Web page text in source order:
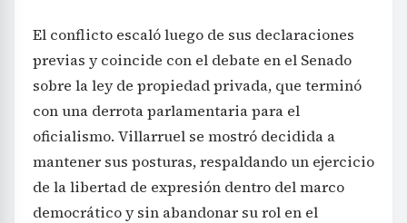
El conflicto escaló luego de sus declaraciones
previas y coincide con el debate en el Senado
sobre la ley de propiedad privada, que terminó
con una derrota parlamentaria para el
oficialismo. Villarruel se mostró decidida a
mantener sus posturas, respaldando un ejercicio
de la libertad de expresión dentro del marco
democrático y sin abandonar su rol en el